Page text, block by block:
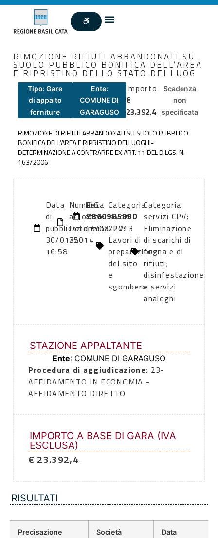
RIMOZIONE RIFIUTI ABBANDONATI SU
SUOLO PUBBLICO BONIFICA DELL’AREA
E RIPRISTINO DELLO STATO DEI LUOG
Tipo: Gare
di appalto
forniture
Ente:
COMUNE DI
GARAGUSO
Importo
€
23.392,4
Scadenza
non
specificata
RIMOZIONE DI RIFIUTI ABBANDONATI SU SUOLO PUBBLICO
BONIFICA DELL’AREA E RIPRISTINO DEI LUOGHI-
DETERMINAZIONE A CONTRARRE EX ART. 11 DEL D.LGS. N.
163/2006
Data
di
pubblicazione:
30/01/2014
16:58
Numero
atto:
Determina
35
Data
atto:
12/03/2013
CIG:
Z8609B599D
Categoria
lavori
CPV:
Lavori di
preparazione
del sito
e
sgombero
Categoria
servizi CPV:
Eliminazione
di scarichi di
fogna e di
rifiuti;
disinfestazione
e servizi
analoghi
STAZIONE APPALTANTE
Ente: COMUNE DI GARAGUSO
Procedura di aggiudicazione: 23-
AFFIDAMENTO IN ECONOMIA -
AFFIDAMENTO DIRETTO
IMPORTO A BASE DI GARA (IVA
ESCLUSA)
€ 23.392,4
RISULTATI
Precisazione
Società
Data